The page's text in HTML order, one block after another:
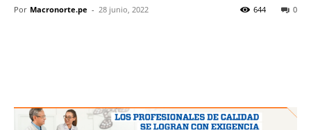
Por Macronorte.pe - 28 junio, 2022 0
644